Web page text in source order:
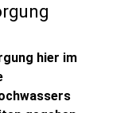
hier im